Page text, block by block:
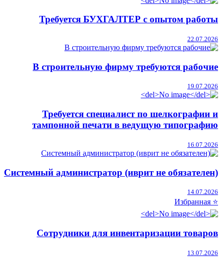
Требуется БУХГАЛТЕР с опытом работы
22.07.2026
В строительную фирму требуются рабочие
19.07.2026
Требуется специалист по шелкографии и
тампонной печати в ведущую типографию
16.07.2026
Системный администратор (иврит не обязателен)
14.07.2026
⭐ Избранная
Сотрудники для инвентаризации товаров
13.07.2026